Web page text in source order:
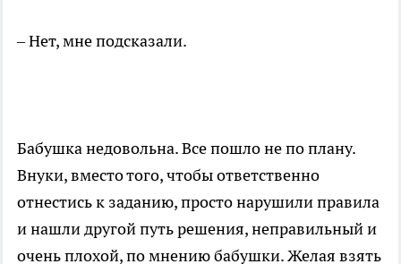
– Нет, мне подсказали.
Бабушка недовольна. Все пошло не по плану.
Внуки, вместо того, чтобы ответственно
отнестись к заданию, просто нарушили правила
и нашли другой путь решения, неправильный и
очень плохой, по мнению бабушки. Желая взять